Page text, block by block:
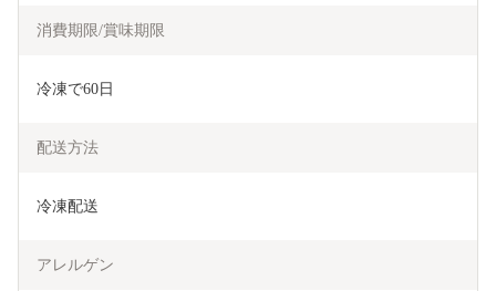
消費期限/賞味期限
冷凍で60日
配送方法
冷凍配送
アレルゲン